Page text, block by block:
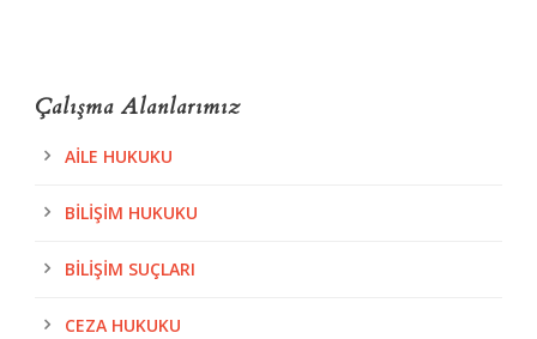
Çalışma Alanlarımız
AILE HUKUKU
BILIŞIM HUKUKU
BILIŞIM SUÇLARI
CEZA HUKUKU